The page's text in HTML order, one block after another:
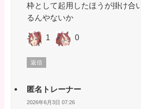
枠として起用したほうが掛け合
るんやないか
1 0
返信
匿名トレーナー
2026年6月3日 07:26